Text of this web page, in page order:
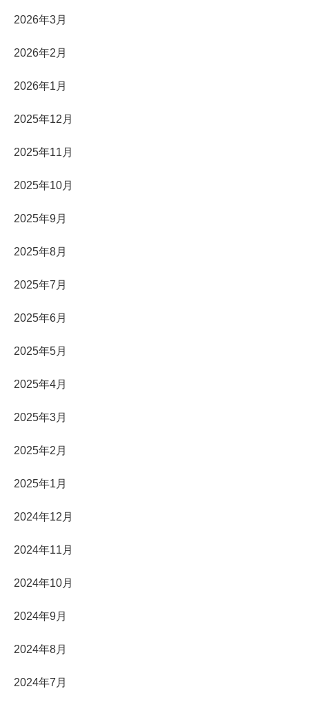
2026年3月
2026年2月
2026年1月
2025年12月
2025年11月
2025年10月
2025年9月
2025年8月
2025年7月
2025年6月
2025年5月
2025年4月
2025年3月
2025年2月
2025年1月
2024年12月
2024年11月
2024年10月
2024年9月
2024年8月
2024年7月